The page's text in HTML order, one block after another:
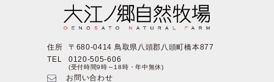
住所
〒680-0414 鳥取県八頭郡八頭町橋本877
TEL
0120-505-606
(受付時間9時～18時・年中無休)
お問い合わせ